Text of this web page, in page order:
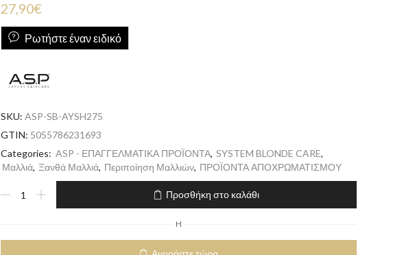
27,90€
Ρωτήστε έναν ειδικό
SKU: ASP-SB-AYSH275
GTIN: 5055786231693
Categories: ASP - ΕΠΑΓΓΕΛΜΑΤΙΚΑ ΠΡΟΪΟΝΤΑ, SYSTEM BLONDE CARE,
Μαλλιά, Ξανθά Μαλλιά, Περιποίηση Μαλλιών, ΠΡΟΪΟΝΤΑ ΑΠΟΧΡΩΜΑΤΙΣΜΟΥ
Προσθήκη στο καλάθι
H